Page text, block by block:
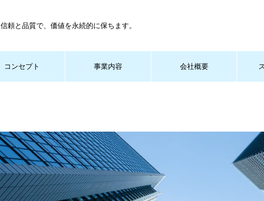
信頼と品質で、価値を永続的に保ちます。
コンセプト 事業内容 会社概要